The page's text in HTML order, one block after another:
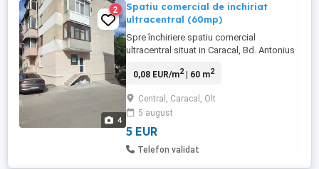
4
2
Spatiu comercial de inchiriat
ultracentral (60mp)
Spre închiriere spatiu comercial
ultracentral situat in Caracal, Bd. Antonius
si scara de acces proprie. Pretabil pentru
avocatura. Are o suprafața totală de 60 m2
și va beneficia anul acesta de anvelopare
prin programul ...
0,08 EUR/m2| 60 m2
Central, Caracal, Olt
5 august
5 EUR
Telefon validat